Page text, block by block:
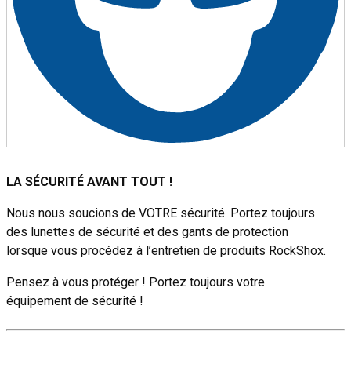
LA SÉCURITÉ AVANT TOUT !
Nous nous soucions de VOTRE sécurité. Portez toujours
des lunettes de sécurité et des gants de protection
lorsque vous procédez à l’entretien de produits RockShox.
Pensez à vous protéger ! Portez toujours votre
équipement de sécurité !